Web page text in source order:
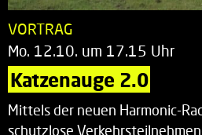
VORTRAG
Mo. 12.10. um 17.15 Uhr
Katzenauge 2.0
Mittels der neuen Harmonic-
schutzlose